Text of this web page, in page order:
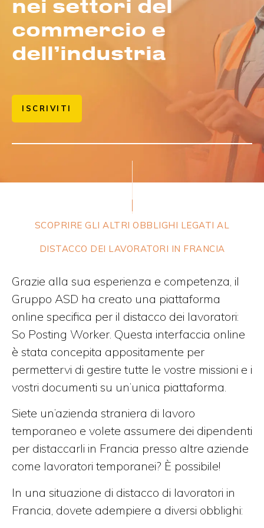
nei settori del
commercio e
dell’industria
ISCRIVITI
SCOPRIRE GLI ALTRI OBBLIGHI LEGATI AL
DISTACCO DEI LAVORATORI IN FRANCIA
Grazie alla sua esperienza e competenza, il
Gruppo ASD ha creato una piattaforma
online specifica per il distacco dei lavoratori:
So Posting Worker. Questa interfaccia online
è stata concepita appositamente per
permettervi di gestire tutte le vostre missioni e i
vostri documenti su un’unica piattaforma.
Siete un’azienda straniera di lavoro
temporaneo e volete assumere dei dipendenti
per distaccarli in Francia presso altre aziende
come lavoratori temporanei? È possibile!
In una situazione di distacco di lavoratori in
Francia, dovete adempiere a diversi obblighi: